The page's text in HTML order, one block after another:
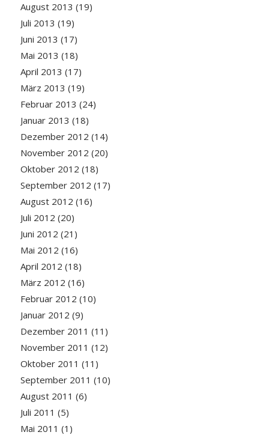
August 2013 (19)
Juli 2013 (19)
Juni 2013 (17)
Mai 2013 (18)
April 2013 (17)
März 2013 (19)
Februar 2013 (24)
Januar 2013 (18)
Dezember 2012 (14)
November 2012 (20)
Oktober 2012 (18)
September 2012 (17)
August 2012 (16)
Juli 2012 (20)
Juni 2012 (21)
Mai 2012 (16)
April 2012 (18)
März 2012 (16)
Februar 2012 (10)
Januar 2012 (9)
Dezember 2011 (11)
November 2011 (12)
Oktober 2011 (11)
September 2011 (10)
August 2011 (6)
Juli 2011 (5)
Mai 2011 (1)